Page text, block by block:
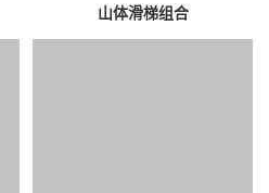
山体滑梯组合